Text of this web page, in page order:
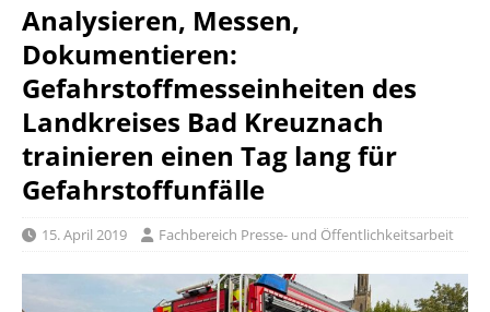
Analysieren, Messen,
Dokumentieren:
Gefahrstoffmesseinheiten des
Landkreises Bad Kreuznach
trainieren einen Tag lang für
Gefahrstoffunfälle
15. April 2019 Fachbereich Presse- und Öffentlichkeitsarbeit